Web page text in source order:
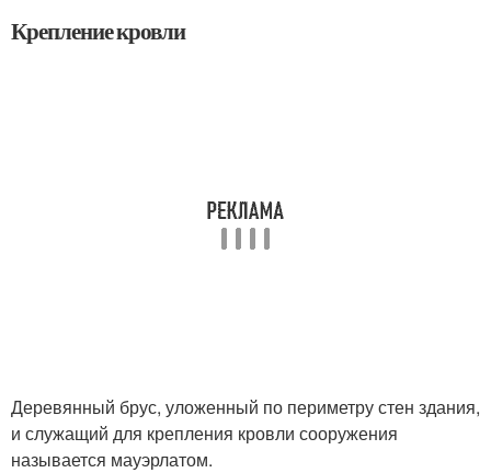
Крепление кровли
Деревянный брус, уложенный по периметру стен здания,
и служащий для крепления кровли сооружения
называется мауэрлатом.